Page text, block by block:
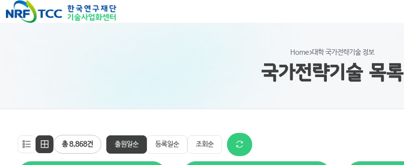
Home 대학 국가전략기술 정보
국가전략기술 목록
총 8,868건 출원일순 등록일순 조회순